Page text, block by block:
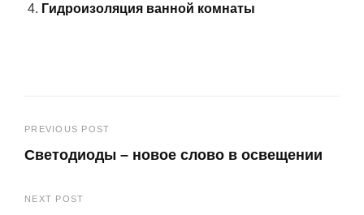
Гидроизоляция ванной комнаты
Навигация
по
записям
PREVIOUS POST
Светодиоды – новое слово в освещении
Post
NEXT POST